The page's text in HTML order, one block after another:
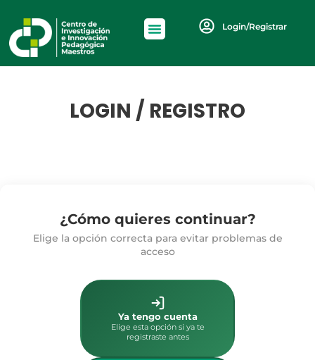
Login/Registrar
LOGIN / REGISTRO
¿Cómo quieres continuar?
Elige la opción correcta para evitar problemas de
acceso
Ya tengo cuenta
Elige esta opción si ya te
registraste antes